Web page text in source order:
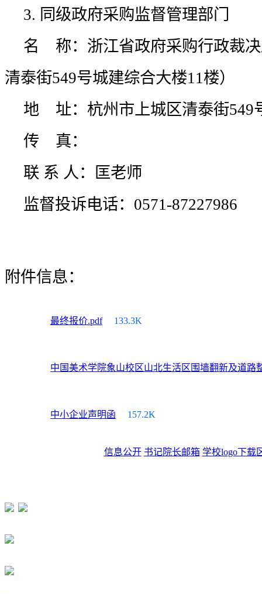
3. 同级政府采购监督管理部门
名 称：浙江省政府采购行政裁
清泰街549号城建综合大楼11楼）
地 址：杭州市上城区清泰街549
传 真：
联 系 人：匡老师
监督投诉电话：0571-87227986
附件信息：
最终报价.pdf 133.3K
中国美术学院象山校区山北生活区围墙翻新及道路
中小企业声明函 157.2K
信息公开 书记院长邮箱 学校logo下载